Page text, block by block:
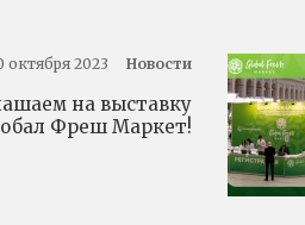
Новости
октября 2023
на выставку
Фреш Маркет!